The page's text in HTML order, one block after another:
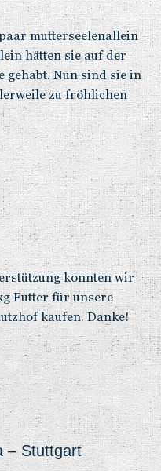
mutterseelenallein
hätten sie auf der
gehabt. Nun sind sie in
zu fröhlichen
konnten wir
Futter für unsere
kaufen. Danke!
– Stuttgart